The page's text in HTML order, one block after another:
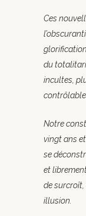
Ces
du
incultes,
Notre
vingt ans
se
et
de surcroît,
illusion.